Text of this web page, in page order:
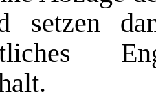
setzen